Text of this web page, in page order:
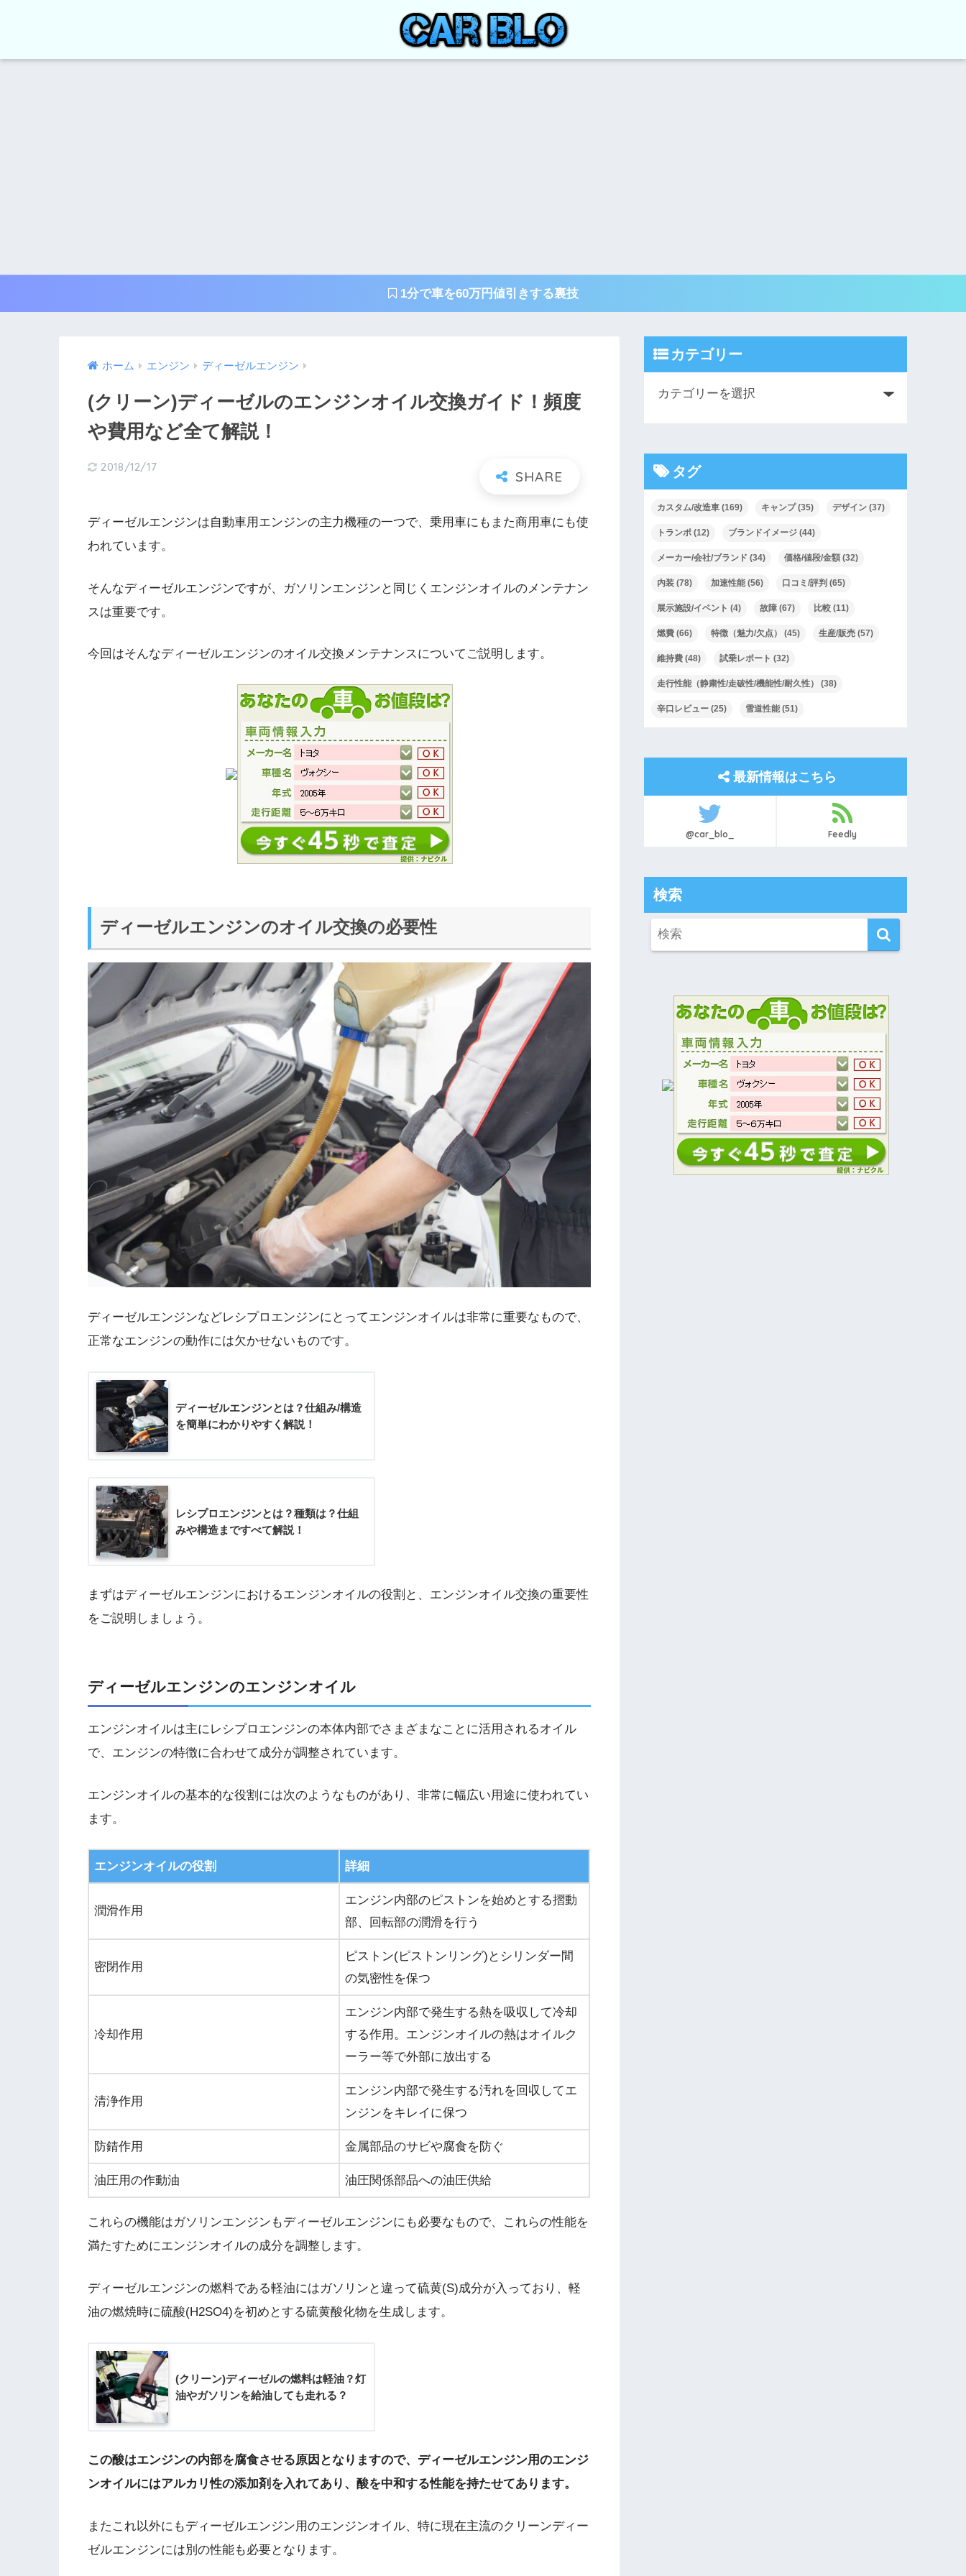
1分で車を60万円値引きする裏技
ホーム エンジン ディーゼルエンジン
(クリーン)ディーゼルのエンジンオイル交換ガイド！頻度
や費用など全て解説！
2018/12/17
ディーゼルエンジンは自動車用エンジンの主力機種の一つで、乗用車にもまた商用車にも使
われています。
そんなディーゼルエンジンですが、ガソリンエンジンと同じくエンジンオイルのメンテナン
スは重要です。
今回はそんなディーゼルエンジンのオイル交換メンテナンスについてご説明します。
ディーゼルエンジンのオイル交換の必要性
ディーゼルエンジンなどレシプロエンジンにとってエンジンオイルは非常に重要なもので、
正常なエンジンの動作には欠かせないものです。
ディーゼルエンジンとは？仕組み/構造
を簡単にわかりやすく解説！
レシプロエンジンとは？種類は？仕組
みや構造まですべて解説！
まずはディーゼルエンジンにおけるエンジンオイルの役割と、エンジンオイル交換の重要性
をご説明しましょう。
ディーゼルエンジンのエンジンオイル
エンジンオイルは主にレシプロエンジンの本体内部でさまざまなことに活用されるオイル
で、エンジンの特徴に合わせて成分が調整されています。
エンジンオイルの基本的な役割には次のようなものがあり、非常に幅広い用途に使われてい
ます。
エンジンオイルの役割 詳細
潤滑作用
エンジン内部のピストンを始めとする摺動
部、回転部の潤滑を行う
密閉作用
ピストン(ピストンリング)とシリンダー間
の気密性を保つ
冷却作用
エンジン内部で発生する熱を吸収して冷却
する作用。エンジンオイルの熱はオイルク
ーラー等で外部に放出する
清浄作用
エンジン内部で発生する汚れを回収してエ
ンジンをキレイに保つ
防錆作用 金属部品のサビや腐食を防ぐ
油圧用の作動油 油圧関係部品への油圧供給
これらの機能はガソリンエンジンもディーゼルエンジンにも必要なもので、これらの性能を
満たすためにエンジンオイルの成分を調整します。
ディーゼルエンジンの燃料である軽油にはガソリンと違って硫黄(S)成分が入っており、軽
油の燃焼時に硫酸(H2SO4)を初めとする硫黄酸化物を生成します。
(クリーン)ディーゼルの燃料は軽油？灯
油やガソリンを給油しても走れる？
この酸はエンジンの内部を腐食させる原因となりますので、ディーゼルエンジン用のエンジ
ンオイルにはアルカリ性の添加剤を入れてあり、酸を中和する性能を持たせてあります。
またこれ以外にもディーゼルエンジン用のエンジンオイル、特に現在主流のクリーンディー
ゼルエンジンには別の性能も必要となります。
カテゴリー
タグ
カスタム/改造車 (169) キャンプ(35) デザイン (37)
トランポ (12) ブランドイメージ (44)
メーカー/会社/ブランド (34) 価格/値段/金額 (32)
内装 (78) 加速性能 (56) 口コミ/評判 (65)
展示施設/イベント (4) 故障 (67) 比較 (11)
燃費 (66) 特徴（魅力/欠点） (45) 生産/販売 (57)
維持費 (48) 試乗レポート (32)
走行性能（静粛性/走破性/機能性/耐久性） (38)
辛口レビュー (25) 雪道性能 (51)
最新情報はこちら
@car_blo_ Feedly
検索